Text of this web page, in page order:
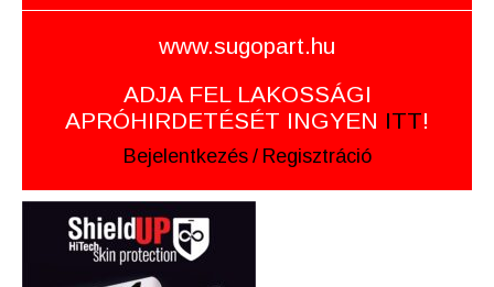
www.sugopart.hu
ADJA FEL LAKOSSÁGI
APRÓHIRDETÉSÉT INGYEN ITT!
Bejelentkezés / Regisztráció